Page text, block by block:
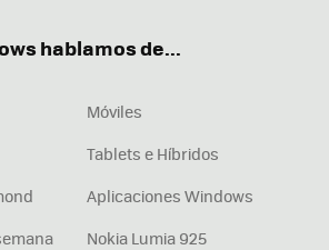
hablamos de...
Móviles
Tablets e Híbridos
Aplicaciones Windows
Nokia Lumia 925